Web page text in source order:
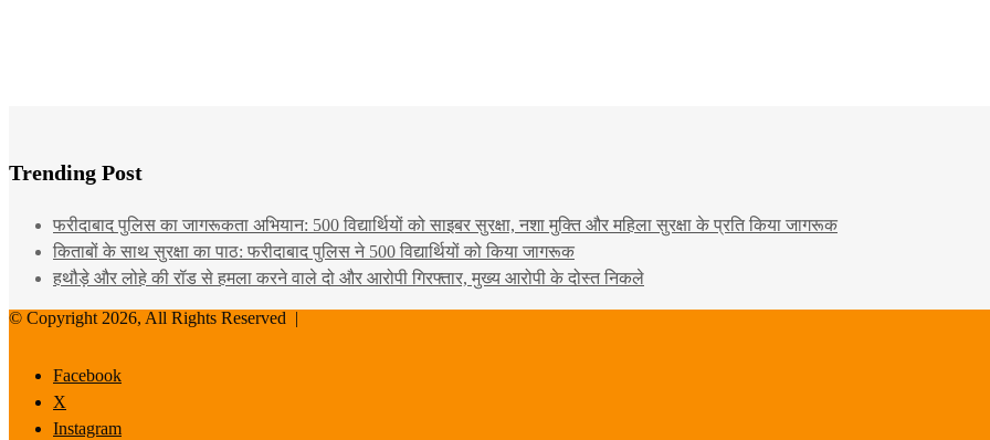
Trending Post
फरीदाबाद पुलिस का जागरूकता अभियान: 500 विद्यार्थियों को साइबर सुरक्षा, नशा मुक्ति और महिला सुरक्षा के प्रति किया जागरूक
किताबों के साथ सुरक्षा का पाठ: फरीदाबाद पुलिस ने 500 विद्यार्थियों को किया जागरूक
हथौड़े और लोहे की रॉड से हमला करने वाले दो और आरोपी गिरफ्तार, मुख्य आरोपी के दोस्त निकले
© Copyright 2026, All Rights Reserved |
Facebook
X
Instagram